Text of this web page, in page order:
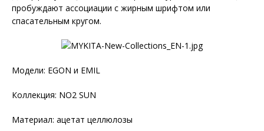
пробуждают ассоциации с жирным шрифтом или
спасательным кругом.
Модели: EGON и EMIL
Коллекция: NO2 SUN
Материал: ацетат целлюлозы